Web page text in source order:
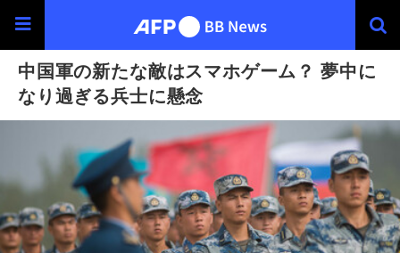
中国軍の新たな敵はスマホゲーム？ 夢中に
なり過ぎる兵士に懸念